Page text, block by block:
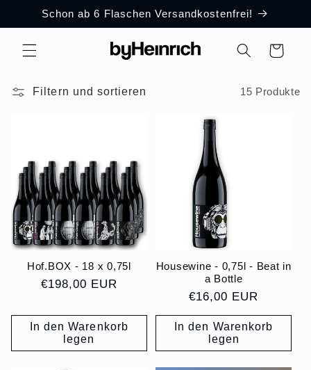
zum
Inhalt
Schon ab 6 Flaschen Versandkostenfrei!
Warenkorb
Filtern und sortieren 15 Produkte
Hof.BOX - 18 x 0,75l
Normaler
€198,00 EUR
In den Warenkorb
legen
Housewine - 0,75l - Beat in
a Bottle
Normaler
Preis
€16,00 EUR
In den Warenkorb
legen